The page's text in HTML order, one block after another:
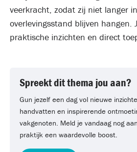
veerkracht, zodat zij niet langer
overlevingsstand blijven hangen.
praktische inzichten en direct
Spreekt dit thema jou aan?
Gun jezelf een dag vol nieuwe
handvatten en inspirerende
vakgenoten. Meld je vandaag nog
praktijk een waardevolle boost.